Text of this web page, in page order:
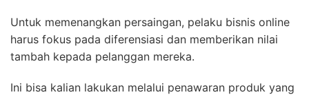
Untuk memenangkan persaingan, pelaku bisnis online
harus fokus pada diferensiasi dan memberikan nilai
tambah kepada pelanggan mereka.
Ini bisa kalian lakukan melalui penawaran produk yang